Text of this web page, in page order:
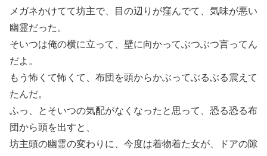
メガネかけてて坊主で、目の辺りが窪んでて、気味が悪い
幽霊だった。
そいつは俺の横に立って、壁に向かってぶつぶつ言ってん
だよ。
もう怖くて怖くて、布団を頭からかぶってぶるぶる震えて
たんだ。
ふっ、とそいつの気配がなくなったと思って、恐る恐る布
団から頭を出すと、
坊主頭の幽霊の変わりに、今度は着物着た女が、ドアの隙